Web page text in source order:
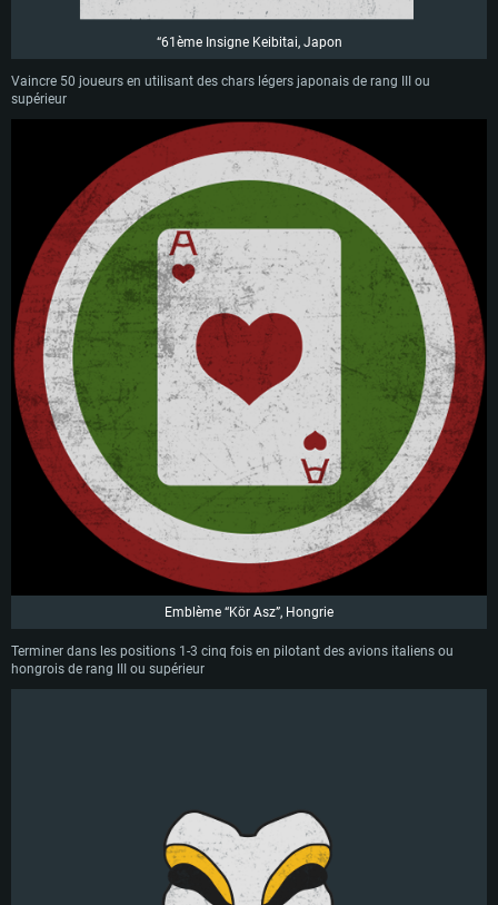
“61ème Insigne Keibitai, Japon
Vaincre 50 joueurs en utilisant des chars légers japonais de rang III ou
supérieur
Emblème “Kör Asz”, Hongrie
Terminer dans les positions 1-3 cinq fois en pilotant des avions italiens ou
hongrois de rang III ou supérieur